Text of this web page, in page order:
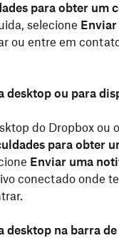
para obter um
selecione
ou entre em
desktop ou para
do Dropbox ou
para obter
Enviar uma
conectado onde
desktop na barra